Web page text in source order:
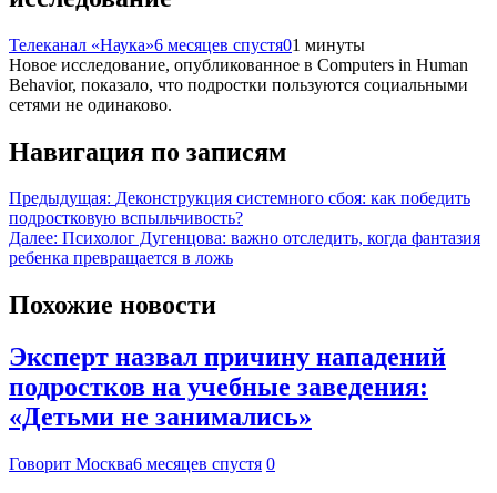
Телеканал «Наука»6 месяцев спустя01 минуты
Новое исследование, опубликованное в Computers in Human
Behavior, показало, что подростки пользуются социальными
сетями не одинаково.
Навигация по записям
Предыдущая: Деконструкция системного сбоя: как победить
подростковую вспыльчивость?
Далее: Психолог Дугенцова: важно отследить, когда фантазия
ребенка превращается в ложь
Похожие новости
Эксперт назвал причину нападений
подростков на учебные заведения:
«Детьми не занимались»
Говорит Москва6 месяцев спустя 0